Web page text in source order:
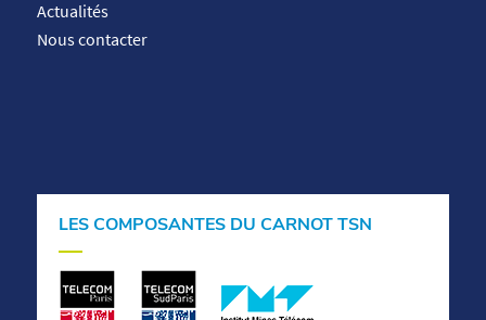
Actualités
Nous contacter
LES COMPOSANTES DU CARNOT TSN